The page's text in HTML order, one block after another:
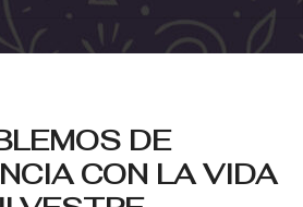
DE
CON LA VIDA